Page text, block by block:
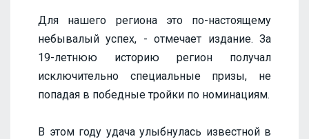
Для нашего региона это по-настоящему
небывалый успех, - отмечает издание. За
19-летнюю историю регион получал
исключительно специальные призы, не
попадая в победные тройки по номинациям.
В этом году удача улыбнулась известной в